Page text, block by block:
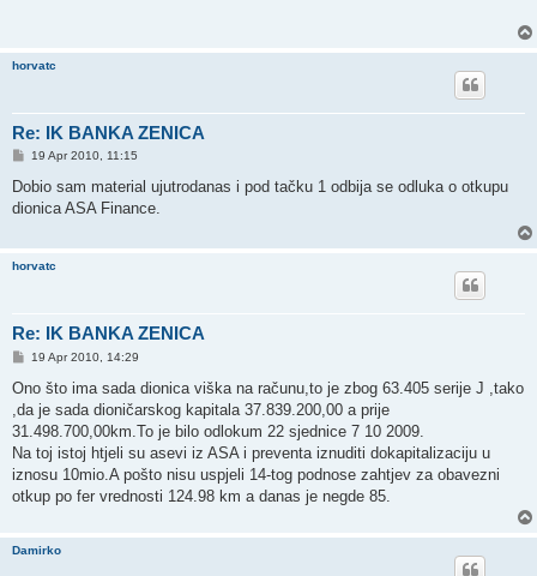
horvatc
Re: IK BANKA ZENICA
P
s
19 Apr 2010, 11:15
Dobio sam material ujutrodanas i pod tačku 1 odbija se odluka o otkupu
dionica ASA Finance.
horvatc
Re: IK BANKA ZENICA
P
s
19 Apr 2010, 14:29
Ono što ima sada dionica viška na računu,to je zbog 63.405 serije J ,tako
,da je sada dioničarskog kapitala 37.839.200,00 a prije
31.498.700,00km.To je bilo odlokum 22 sjednice 7 10 2009.
Na toj istoj htjeli su asevi iz ASA i preventa iznuditi dokapitalizaciju u
iznosu 10mio.A pošto nisu uspjeli 14-tog podnose zahtjev za obavezni
otkup po fer vrednosti 124.98 km a danas je negde 85.
Damirko